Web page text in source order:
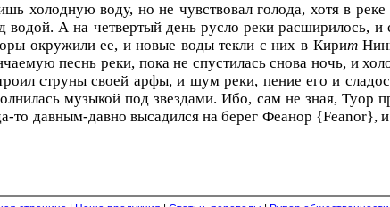
холодную воду, но не чувствовал голода, хотя в
водой. А на четвертый день русло реки расширилось,
окружили ее, и новые воды текли с них в Кирит
песнь реки, пока не спустилась снова ночь, и
струны своей арфы, и шум реки, пение его и
музыкой под звездами. Ибо, сам не зная, Туор
давным-давно высадился на берег Феанор {Feanor}, и